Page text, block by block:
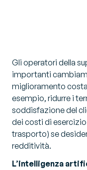
Gli operatori della
importanti
miglioramento
esempio, ridurre i
soddisfazione del
dei costi di
trasporto) se
redditività.
L’intelligenza